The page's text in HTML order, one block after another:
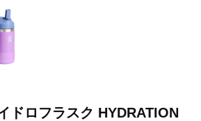
ドロフラスク HYDRATION